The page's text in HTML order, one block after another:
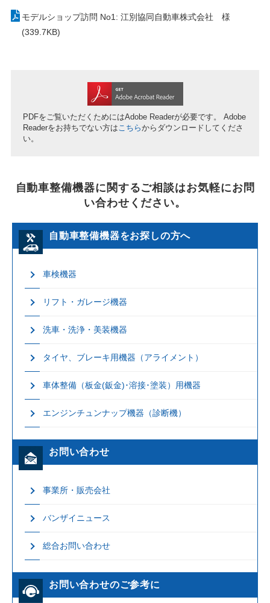
モデルショップ訪問 No1: 江別協同自動車株式会社 様
(339.7KB)
PDFをご覧いただくためにはAdobe Readerが必要です。
Adobe
Readerをお持ちでない方はこちらからダウンロードしてくださ
い。
自動車整備機器に関するご相談はお気軽にお問
い合わせください。
自動車整備機器をお探しの方へ
車検機器
リフト・ガレージ機器
洗車・洗浄・美装機器
タイヤ、ブレーキ用機器（アライメント）
車体整備（板金(鈑金)･溶接･塗装）用機器
エンジンチュンナップ機器（診断機）
お問い合わせ
事業所・販売会社
バンザイニュース
総合お問い合わせ
お問い合わせのご参考に